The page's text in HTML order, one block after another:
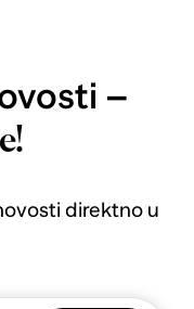
–
direktno u